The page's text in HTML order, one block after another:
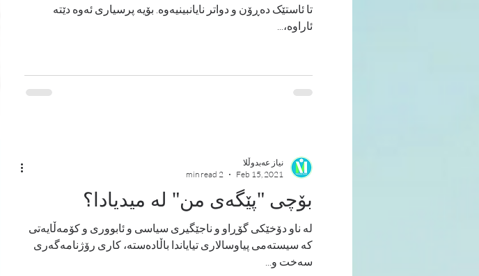
تا ئاستێک دەڕۆن و دواتر نایانبینیەوە. بۆیه‌ پرسیاری ئه‌وه‌ دێته‌
ئاراوه‌،...
بۆچی "پێگه‌ی من" له‌ میدیادا؟
له‌ ناو دۆخێكی گۆڕاو و ناجێگیری سیاسی و ئابووری و كۆمه‌ڵایه‌تی
كه‌ سیسته‌می پیاوسالاری تیایاندا باڵاده‌سته‌، كاری رۆژنامه‌گه‌ری
سه‌خت و...
نیاز عەبدوڵلا
Feb 15, 2021
2 min read